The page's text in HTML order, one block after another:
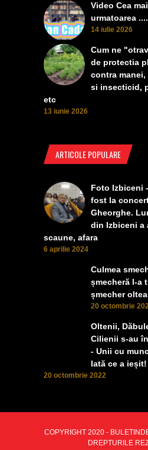
Video Cea
urmatoarea
14 iulie 2026
Cum ne
de protectia
contra
si insecticid,
etc
13 iunie 2026
ARTICOLE POPULARE
Foto Izbiceni
fost la
Gheorghe.
din Izbiceni a
scaune, afara
6 aprilie 2024
Culmea
șmecheră l-a
șmecher
20 octombrie
Oltenii,
Cilienii s-au
- Unii cu
Iată ce a ieșit!
20 octombrie 2022
COPYRIGHT 2020 -
DREPTURILE